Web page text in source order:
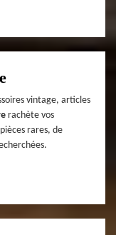
vintage, articles
rachète vos
rares, de